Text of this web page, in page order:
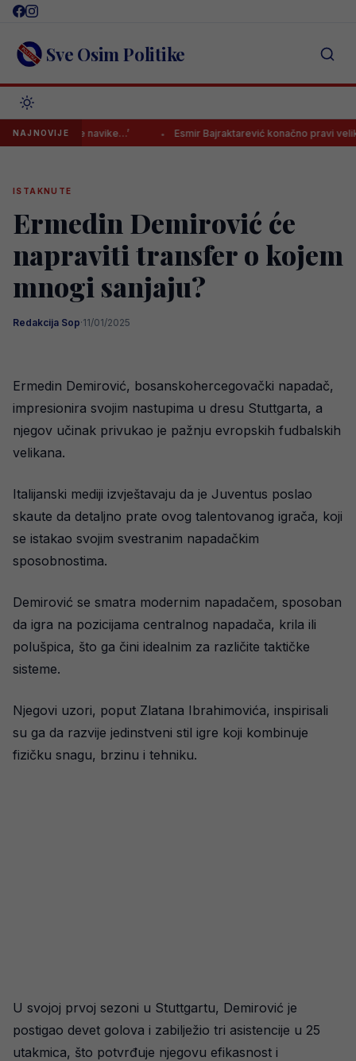
Skip
content Sve Osim Politike
NAJNOVIJE
navike…’ Esmir Bajraktarević konačno pravi veliki
ISTAKNUTE
Ermedin Demirović će
napraviti transfer o kojem
mnogi sanjaju?
Redakcija Sop·11/01/2025
Ermedin Demirović, bosanskohercegovački napadač,
impresionira svojim nastupima u dresu Stuttgarta, a
njegov učinak privukao je pažnju evropskih fudbalskih
velikana.
Italijanski mediji izvještavaju da je Juventus poslao
skaute da detaljno prate ovog talentovanog igrača, koji
se istakao svojim svestranim napadačkim
sposobnostima.
Demirović se smatra modernim napadačem, sposoban
da igra na pozicijama centralnog napadača, krila ili
polušpica, što ga čini idealnim za različite taktičke
sisteme.
Njegovi uzori, poput Zlatana Ibrahimovića, inspirisali
su ga da razvije jedinstveni stil igre koji kombinuje
fizičku snagu, brzinu i tehniku.
U svojoj prvoj sezoni u Stuttgartu, Demirović je
postigao devet golova i zabilježio tri asistencije u 25
utakmica, što potvrđuje njegovu efikasnost i